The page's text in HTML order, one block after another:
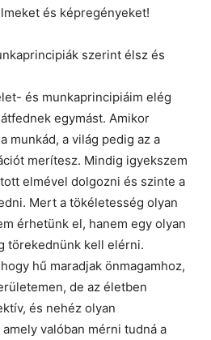
és képregényeket!
szerint élsz és
és munkaprincipiáim elég
egymást. Amikor
munkád, a világ pedig az a
merítesz. Mindig igyekszem
elmével dolgozni és szinte a
Mert a tökéletesség olyan
érhetünk el, hanem egy olyan
törekednünk kell elérni.
hű maradjak önmagamhoz,
de az életben
és nehéz olyan
valóban mérni tudná a